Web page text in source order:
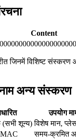
Content
जिनमें विशिष्ट संस्करण
अन्य संस्करण
उपयोग
(सभी शून्य) विशेष मान,
समय-क्रमित